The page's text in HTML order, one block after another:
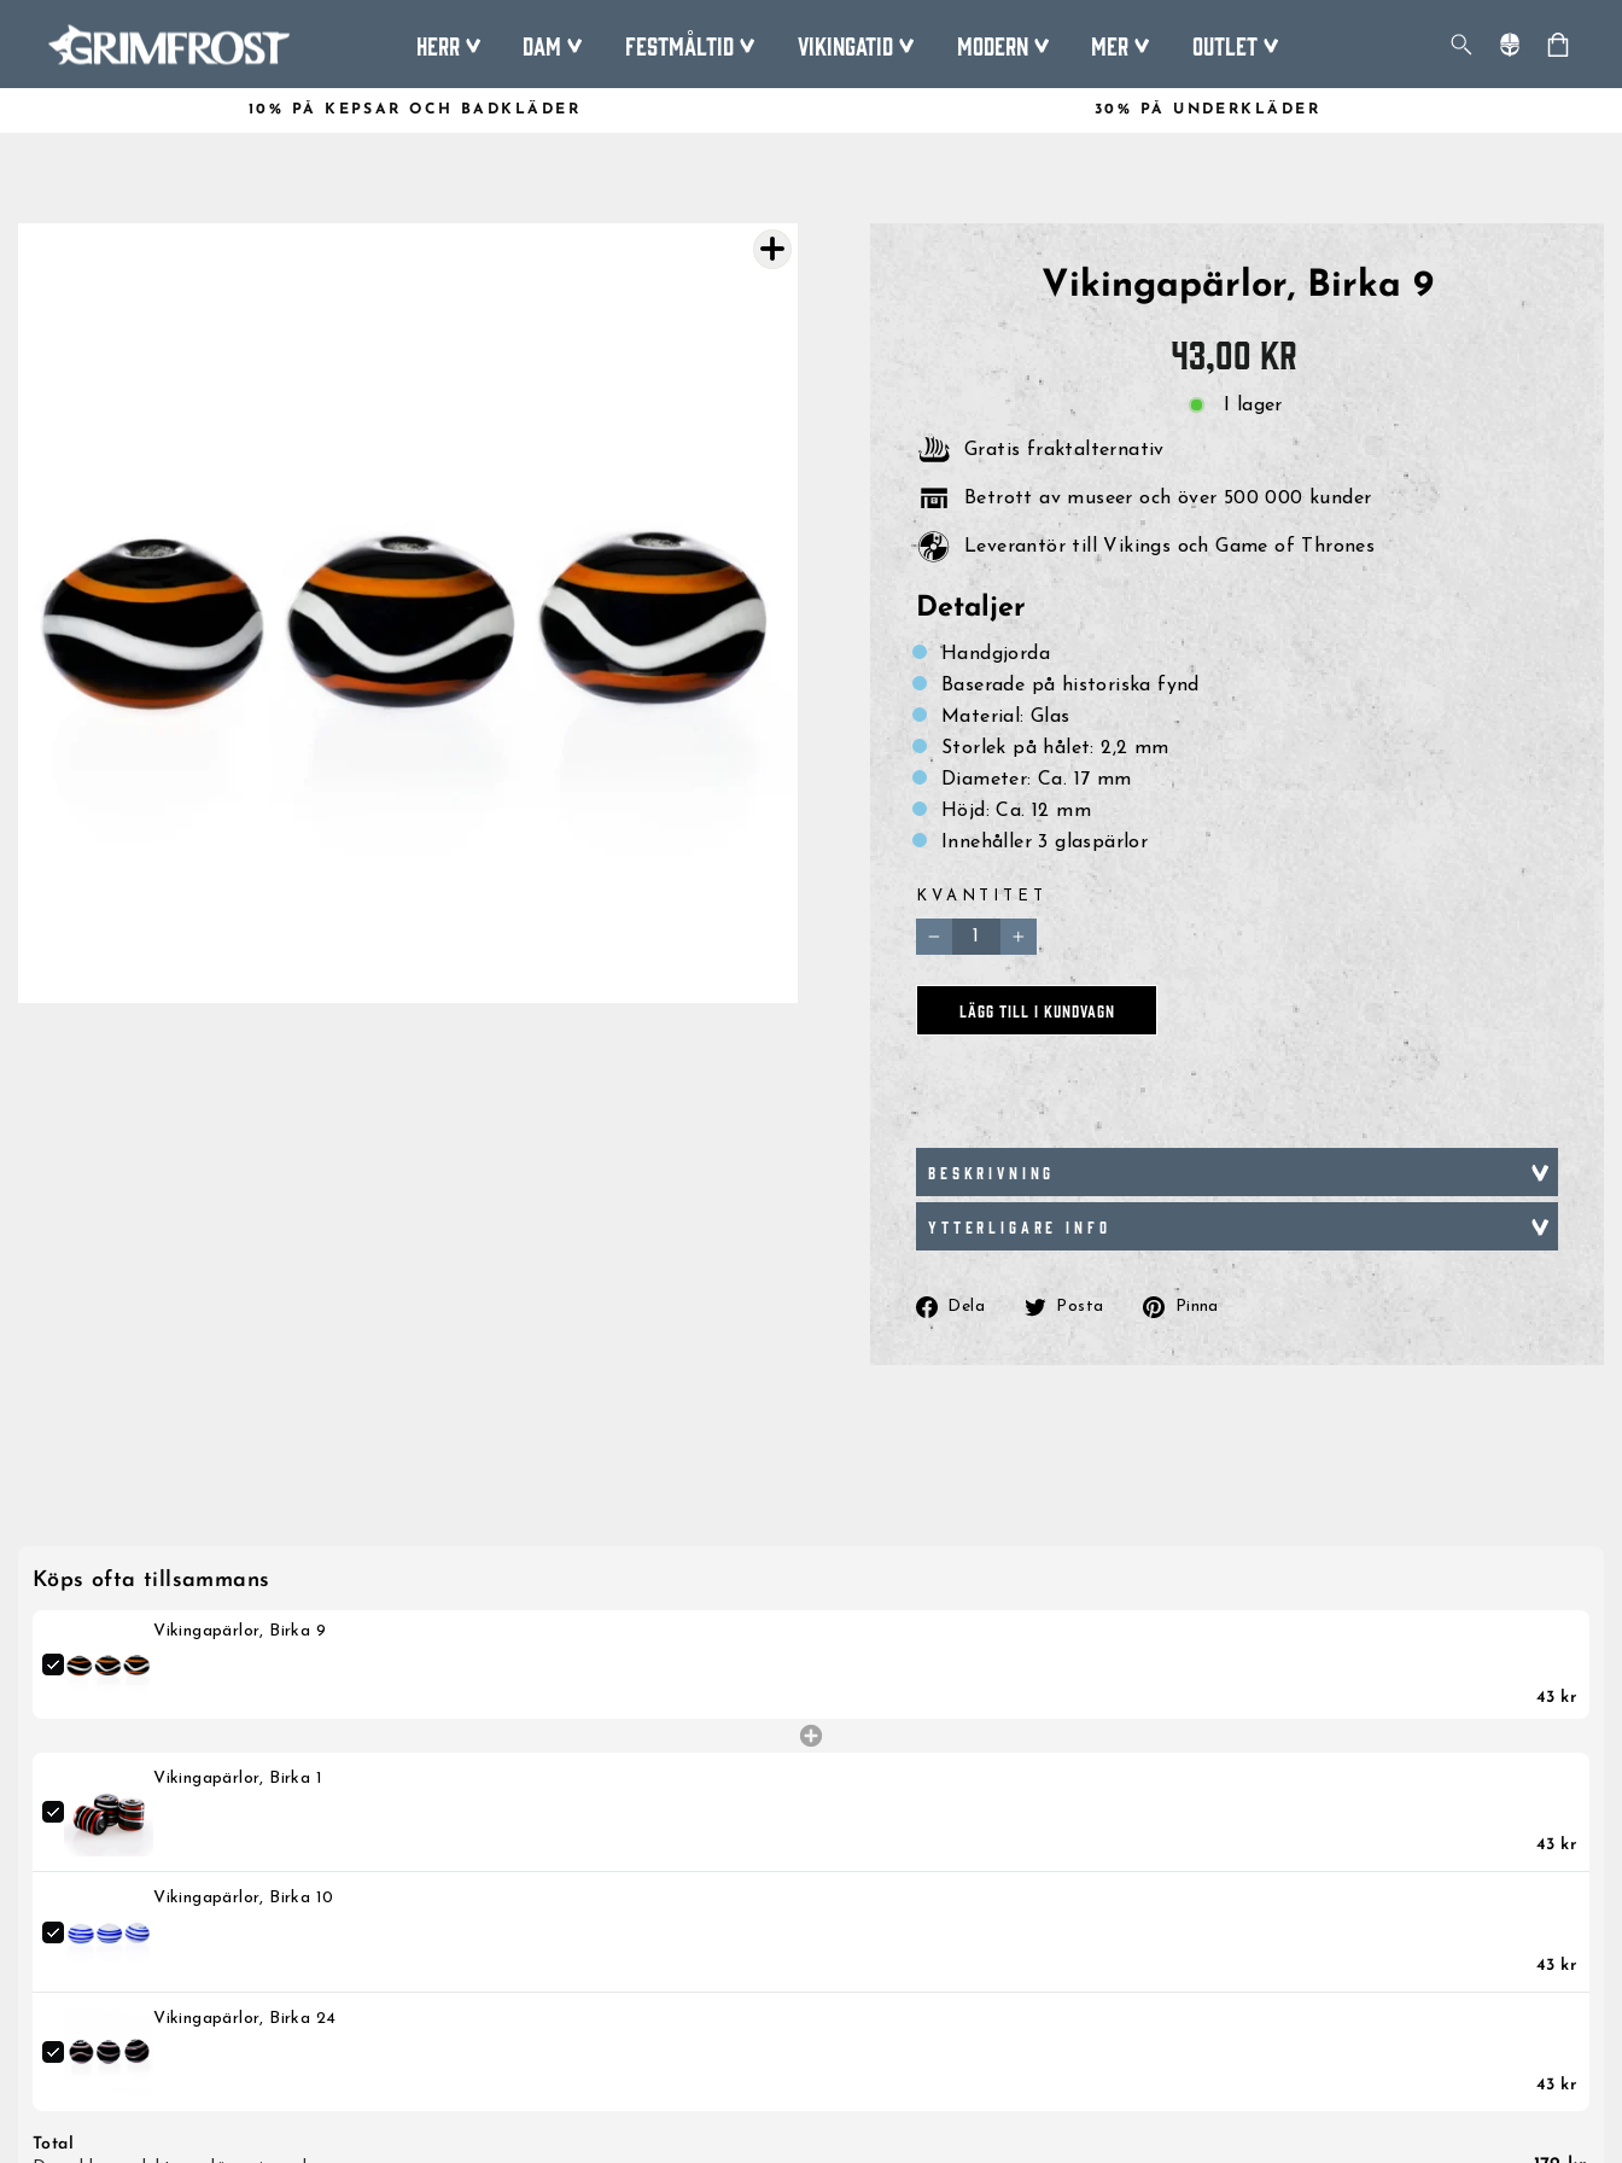
innehåll
Herr Dam Festmåltid Vikingatid Modern Mer Outlet
10% PÅ KEPSAR OCH BADKLÄDER 30% PÅ UNDERKLÄDER
Vikingapärlor, Birka 9
Originalpris
43,00 kr
I lager
Gratis fraktalternativ
Betrott av museer och över 500 000 kunder
Leverantör till Vikings och Game of Thrones
Detaljer
Handgjorda
Baserade på historiska fynd
Material: Glas
Storlek på hålet: 2,2 mm
Diameter: Ca. 17 mm
Höjd: Ca. 12 mm
Innehåller 3 glaspärlor
KVANTITET
− +
LÄGG TILL I KUNDVAGN
BESKRIVNING
YTTERLIGARE INFO
Dela
Dela
Posta
Posta
Twitter
Pinna
Pinterest
Köps ofta tillsammans
Vikingapärlor, Birka 9
43 kr
Vikingapärlor, Birka 1
43 kr
Vikingapärlor, Birka 10
43 kr
Vikingapärlor, Birka 24
43 kr
Total